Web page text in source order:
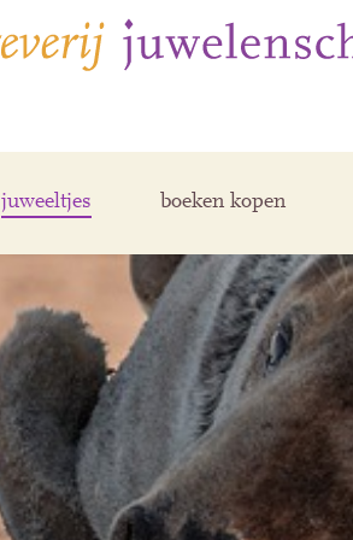
juweeltjes boeken kopen